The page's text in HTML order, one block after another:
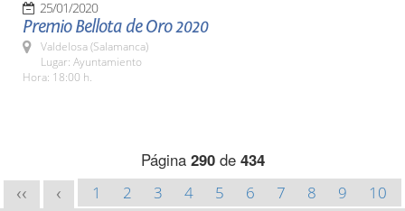
25/01/2020
Premio Bellota de Oro 2020
Valdelosa (Salamanca)
Lugar: Ayuntamiento
Hora: 18:00 h.
Página 290de 434
<< < 1 2 3 4 5 6 7 8 9
10